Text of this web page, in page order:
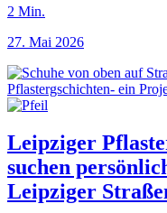
2 Min.
27. Mai 2026
Leipziger
suchen
Leipziger